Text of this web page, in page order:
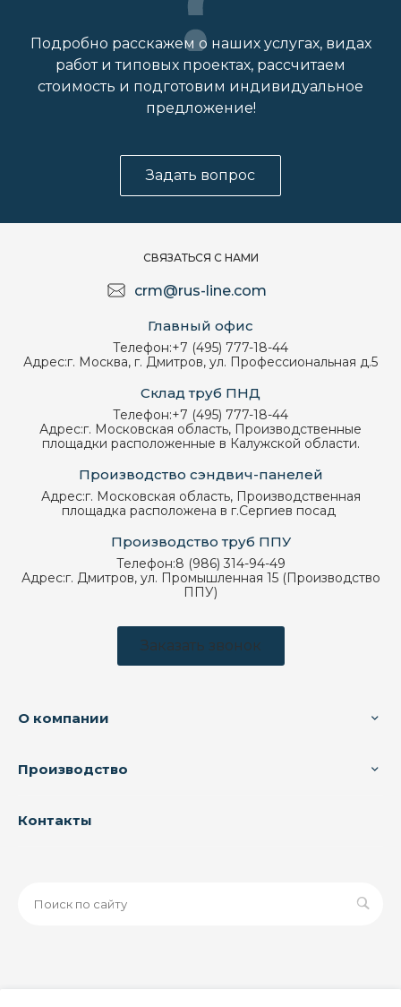
Подробно расскажем о наших услугах, видах
работ и типовых проектах, рассчитаем
стоимость и подготовим индивидуальное
предложение!
Задать вопрос
СВЯЗАТЬСЯ С НАМИ
crm@rus-line.com
Главный офис
Телефон:+7 (495) 777-18-44
Адрес:г. Москва, г. Дмитров, ул. Профессиональная д.5
Склад труб ПНД
Телефон:+7 (495) 777-18-44
Адрес:г. Московская область, Производственные
площадки расположенные в Калужской области.
Производство сэндвич-панелей
Адрес:г. Московская область, Производственная
площадка расположена в г.Сергиев посад
Производство труб ППУ
Телефон:8 (986) 314-94-49
Адрес:г. Дмитров, ул. Промышленная 15 (Производство
ППУ)
Заказать звонок
О компании
Производство
Контакты